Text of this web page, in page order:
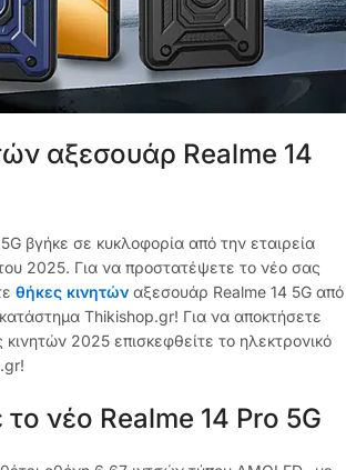
αξεσουάρ Realme 14
βγήκε σε κυκλοφορία από την εταιρεία
2025. Για να προστατέψετε το νέο σας
θήκες κινητών αξεσουάρ Realme 14 5G από
Thikishop.gr! Για να αποκτήσετε
κινητών 2025 επισκεφθείτε το ηλεκτρονικό
το νέο Realme 14 Pro 5G